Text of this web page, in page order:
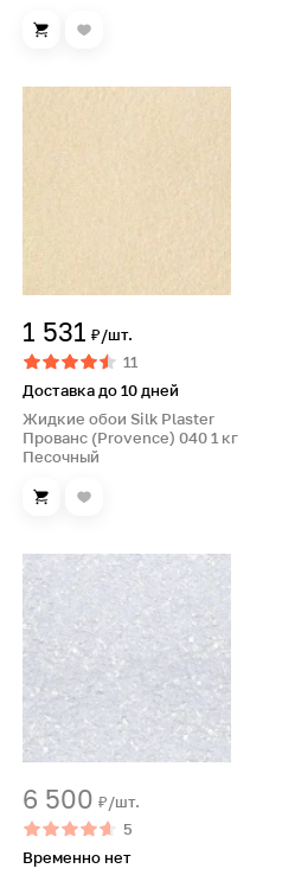
1 531 ₽/шт.
11
Доставка до 10 дней
Жидкие обои Silk Plaster
Прованс (Provence) 040 1 кг
Песочный
6 500 ₽/шт.
5
Временно нет